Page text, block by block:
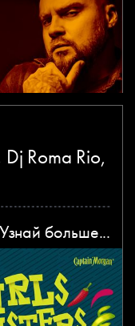
Roma Rio,
Узнай больше...